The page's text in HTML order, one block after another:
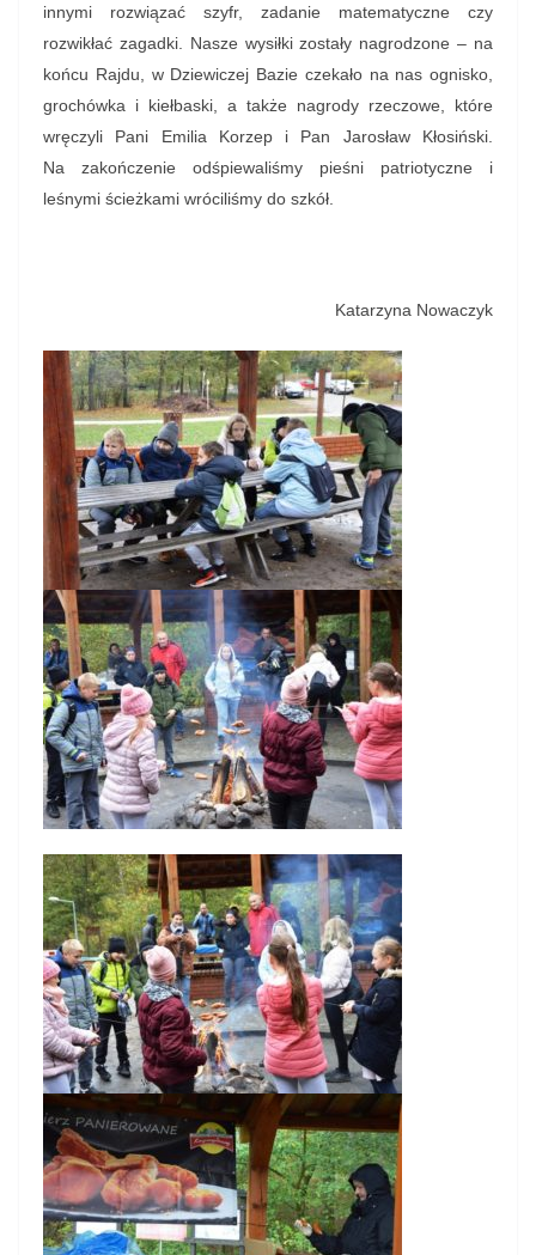
innymi rozwiązać szyfr, zadanie matematyczne czy
rozwikłać zagadki. Nasze wysiłki zostały nagrodzone – na
końcu Rajdu, w Dziewiczej Bazie czekało na nas ognisko,
grochówka i kiełbaski, a także nagrody rzeczowe, które
wręczyli Pani Emilia Korzep i Pan Jarosław Kłosiński.
Na zakończenie odśpiewaliśmy pieśni patriotyczne i
leśnymi ścieżkami wróciliśmy do szkół.
Katarzyna Nowaczyk